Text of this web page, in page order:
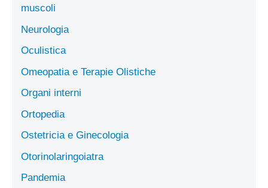
muscoli
Neurologia
Oculistica
Omeopatia e Terapie Olistiche
Organi interni
Ortopedia
Ostetricia e Ginecologia
Otorinolaringoiatra
Pandemia